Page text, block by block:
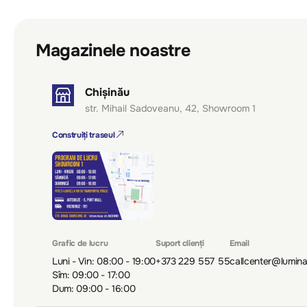
Magazinele noastre
Chișinău
str. Mihail Sadoveanu, 42, Showroom 1
Construiți traseul
Grafic de lucru
Luni - Vin: 08:00 - 19:00
Sîm: 09:00 - 17:00
Dum: 09:00 - 16:00
Suport clienți
+373 229 557 55
Email